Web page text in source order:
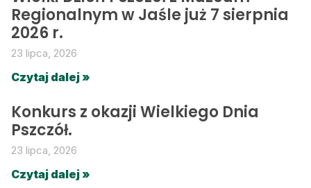
Regionalnym w Jaśle już 7 sierpnia
2026 r.
23 lipca, 2026
Czytaj dalej »
Konkurs z okazji Wielkiego Dnia
Pszczół.
23 lipca, 2026
Czytaj dalej »